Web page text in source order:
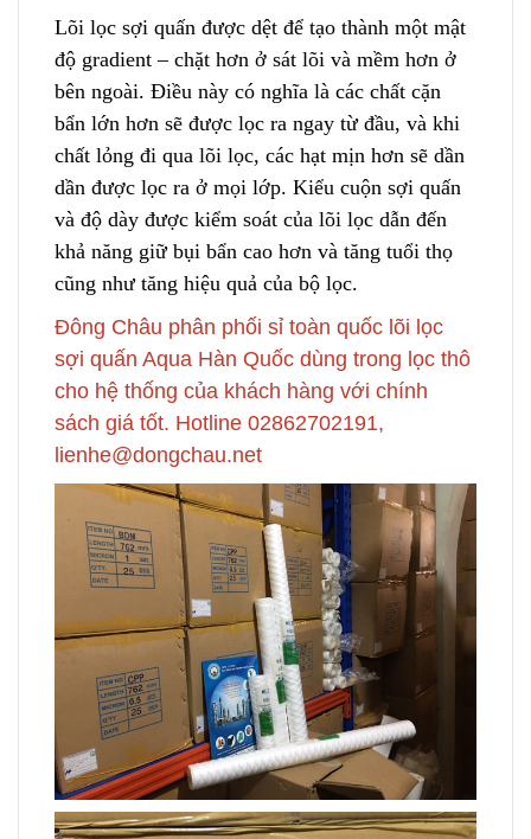
Lõi lọc sợi quấn được dệt để tạo thành một mật
độ gradient – chặt hơn ở sát lõi và mềm hơn ở
bên ngoài. Điều này có nghĩa là các chất cặn
bẩn lớn hơn sẽ được lọc ra ngay từ đầu, và khi
chất lỏng đi qua lõi lọc, các hạt mịn hơn sẽ dần
dần được lọc ra ở mọi lớp. Kiểu cuộn sợi quấn
và độ dày được kiểm soát của lõi lọc dẫn đến
khả năng giữ bụi bẩn cao hơn và tăng tuổi thọ
cũng như tăng hiệu quả của bộ lọc.
Đông Châu phân phối sỉ toàn quốc lõi lọc
sợi quấn Aqua Hàn Quốc dùng trong lọc thô
cho hệ thống của khách hàng với chính
sách giá tốt. Hotline 02862702191,
lienhe@dongchau.net